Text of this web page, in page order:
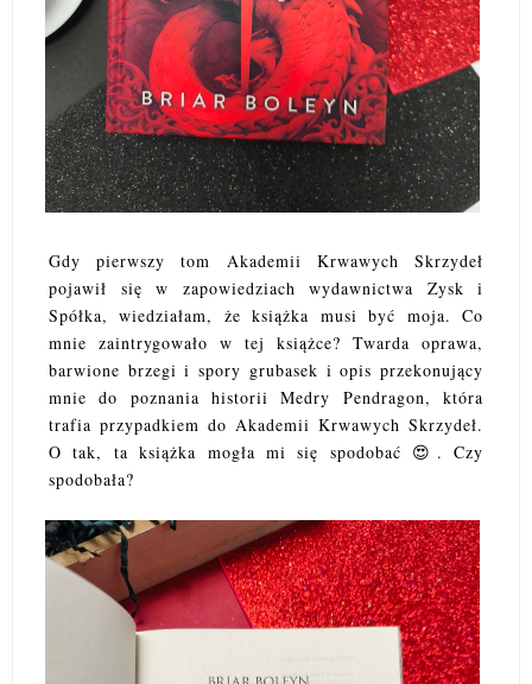
Gdy pierwszy tom Akademii Krwawych Skrzydeł
pojawił się w zapowiedziach wydawnictwa Zysk i
Spółka, wiedziałam, że książka musi być moja. Co
mnie zaintrygowało w tej książce? Twarda oprawa,
barwione brzegi i spory grubasek i opis przekonujący
mnie do poznania historii Medry Pendragon, która
trafia przypadkiem do Akademii Krwawych Skrzydeł.
O tak, ta książka mogła mi się spodobać 😍. Czy
spodobała?